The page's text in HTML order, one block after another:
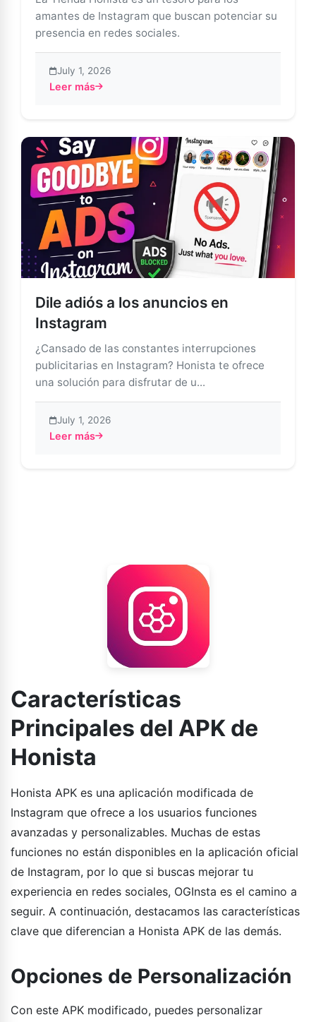
amantes de Instagram que buscan potenciar su
presencia en redes sociales.
July 1, 2026
Leer más
about Tienda Honista: Un mundo de posibilidades
Dile adiós a los anuncios en
Instagram
¿Cansado de las constantes interrupciones
publicitarias en Instagram? Honista te ofrece
una solución para disfrutar de u...
July 1, 2026
Leer más
about Dile adiós a los anuncios en Instagram
Características
Principales del APK de
Honista
Honista APK es una aplicación modificada de
Instagram que ofrece a los usuarios funciones
avanzadas y personalizables. Muchas de estas
funciones no están disponibles en la aplicación oficial
de Instagram, por lo que si buscas mejorar tu
experiencia en redes sociales, OGInsta es el camino a
seguir. A continuación, destacamos las características
clave que diferencian a Honista APK de las demás.
Opciones de Personalización
Con este APK modificado, puedes personalizar